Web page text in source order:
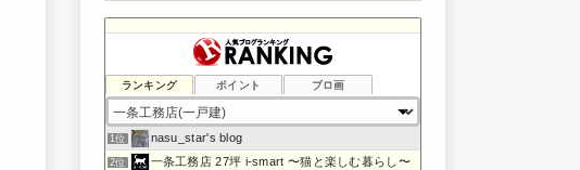
ランキング ポイント ブロ画
1位 nasu_star's blog
2位 一条工務店 27坪 i-smart 〜猫と楽しむ暮らし〜